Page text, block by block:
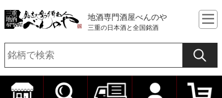
地酒専門酒屋べんのや
三重の日本酒と全国銘酒